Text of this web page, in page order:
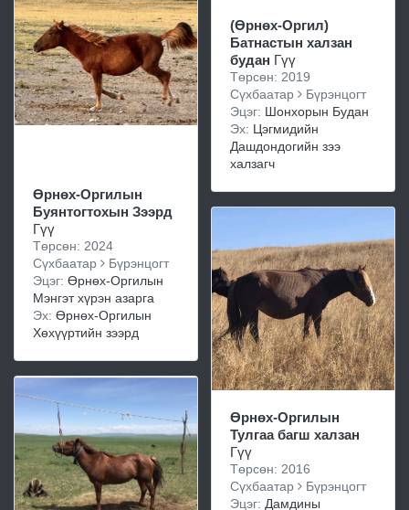
Өрнөх-Оргилын
Буянтогтохын Зээрд
Гүү
Төрсөн: 2024
Сүхбаатар
Бүрэнцогт
Эцэг: Өрнөх-Оргилын
Мэнгэт хүрэн азарга
Эх: Өрнөх-Оргилын
Хөхүүртийн зээрд
(Өрнөх-Оргил)
Батнастын халзан
будан Гүү
Төрсөн: 2019
Сүхбаатар
Бүрэнцогт
Эцэг: Шонхорын Будан
Эх: Цэгмидийн
Дашдондогийн зээ
халзагч
Өрнөх-Оргилын
Тулгаа багш халзан
Гүү
Төрсөн: 2016
Сүхбаатар
Бүрэнцогт
Эцэг: Дамдины